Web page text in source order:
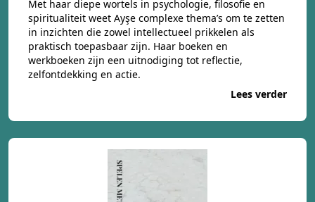
Met haar diepe wortels in psychologie, filosofie en
spiritualiteit weet Ayşe complexe thema’s om te zetten
in inzichten die zowel intellectueel prikkelen als
praktisch toepasbaar zijn. Haar boeken en
werkboeken zijn een uitnodiging tot reflectie,
zelfontdekking en actie.
Lees verder